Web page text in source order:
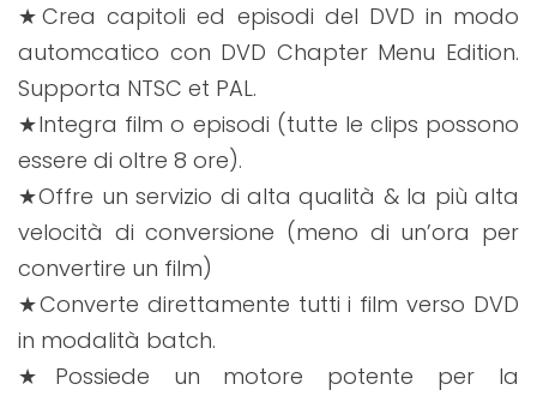
★Crea capitoli ed episodi del DVD in modo
automcatico con DVD Chapter Menu Edition.
Supporta NTSC et PAL.
★Integra film o episodi (tutte le clips possono
essere di oltre 8 ore).
★Offre un servizio di alta qualità & la più alta
velocità di conversione (meno di un’ora per
convertire un film)
★Converte direttamente tutti i film verso DVD
in modalità batch.
★Possiede un motore potente per la